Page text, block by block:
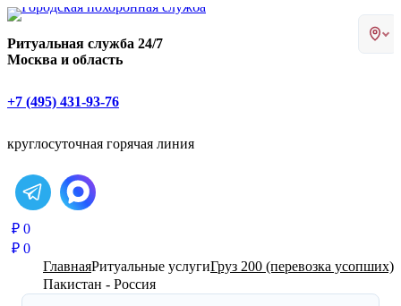
Ритуальная служба 24/7
Москва и область
+7 (495) 431-93-76
круглосуточная горячая линия
Написать в Telegram
₽ 0
₽ 0
ГлавнаяРитуальные услугиГруз 200 (перевозка усопших)
Пакистан - Россия